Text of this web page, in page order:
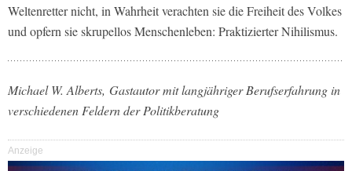
Weltenretter nicht, in Wahrheit verachten sie die Freiheit des Volkes
und opfern sie skrupellos Menschenleben: Praktizierter Nihilismus.
Michael W. Alberts, Gastautor mit langjähriger Berufserfahrung in
verschiedenen Feldern der Politikberatung
Anzeige